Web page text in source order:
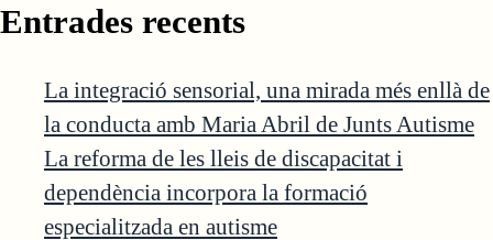
Entrades recents
La integració sensorial, una mirada més enllà de
la conducta amb Maria Abril de Junts Autisme
La reforma de les lleis de discapacitat i
dependència incorpora la formació
especialitzada en autisme